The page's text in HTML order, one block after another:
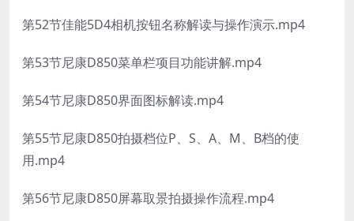
第52节佳能5D4相机按钮名称解读与操作演示.mp4
第53节尼康D850菜单栏项目功能讲解.mp4
第54节尼康D850界面图标解读.mp4
第55节尼康D850拍摄档位P、S、A、M、B档的使
用.mp4
第56节尼康D850屏幕取景拍摄操作流程.mp4